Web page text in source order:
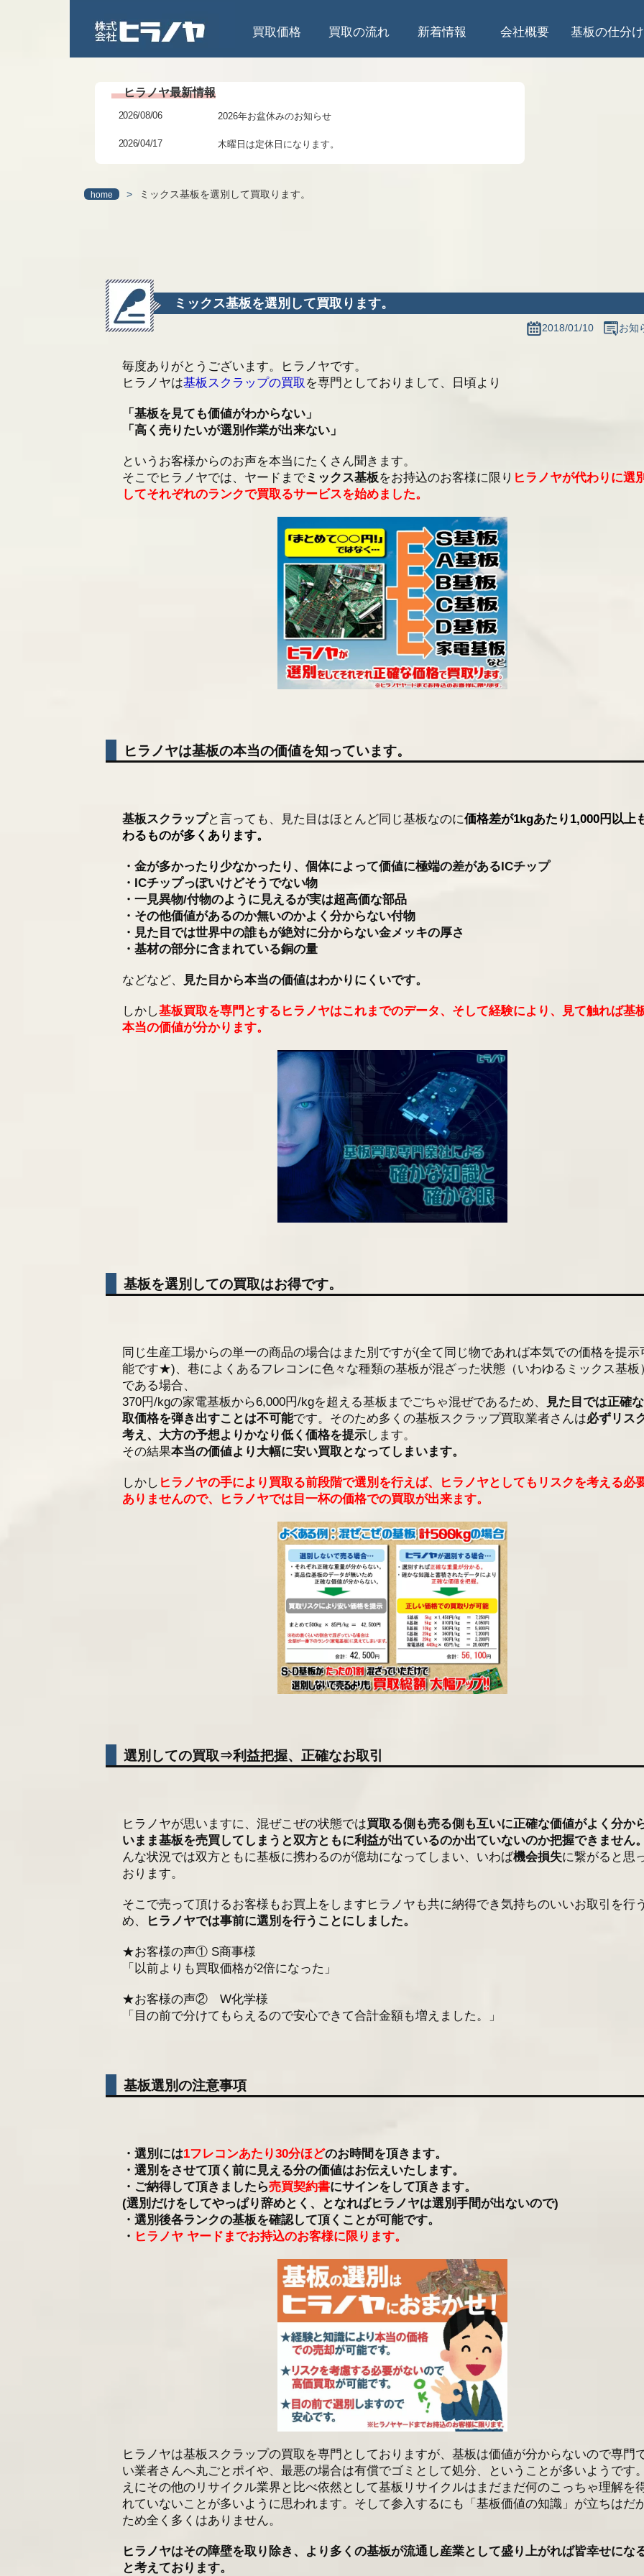
買取価格 買取の流れ 新着情報 会社概要 基板の仕分け
2026/08/06 2026年お盆休みのお知らせ
2026/04/17 木曜日は定休日になります。
2026/01/24 研修に伴う臨時休業のお知らせ
2025/07/31
2025/06/27 7月6日(日)より日祝営業を始めます。
2025/01/07 社員研修による臨時休業のお知らせ
home > ミックス基板を選別して買取ります。
ミックス基板を選別して買取ります。
2018/01/10 お知
毎度ありがとうございます。ヒラノヤです。
ヒラノヤは基板スクラップの買取 を専門としておりまして、日頃より
「基板を見ても価値がわからない」
「高く売りたいが選別作業が出来ない」
というお客様からのお声を本当にたくさん聞きます。
そこでヒラノヤでは、ヤードまで ミックス基板をお持込のお客様に限り ヒラノヤが代わりに選
してそれぞれのランクで買取るサービスを始めました。
ヒラノヤは基板の本当の価値を知っています。
基板スクラップと言っても、見た目はほとんど同じ基板なのに価格差が1kgあたり1,000円以上
わるものが多くあります。
・金が多かったり少なかったり、個体によって価値に極端の差があるICチップ
・ICチップっぽいけどそうでない物
・一見異物/付物のように見えるが実は超高価な部品
・その他価値があるのか無いのかよく分からない付物
・見た目では世界中の誰もが絶対に分からない金メッキの厚さ
・基材の部分に含まれている銅の量
などなど、 見た目から本当の価値はわかりにくいです。
しかし基板買取を専門とするヒラノヤはこれまでのデータ、そして経験により、見て触れば基
本当の価値が分かります。
基板を選別しての買取はお得です。
同じ生産工場からの単一の商品の場合はまた別ですが(全て同じ物であれば本気での価格を提示
能です★)、巷によくあるフレコンに色々な種類の基板が混ざった状態（いわゆるミックス基板
である場合、
370円/kgの家電基板から6,000円/kgを超える基板までごちゃ混ぜであるため、
見た目では正確
取価格を弾き出すことは不可能です。そのため多くの基板スクラップ買取業者さんは必ずリス
考え、大方の予想よりかなり低く価格を提示します。
その結果本当の価値より大幅に安い買取となってしまいます。
しかし ヒラノヤの手により買取る前段階で選別を行えば、ヒラノヤとしてもリスクを考える必
ありませんので、ヒラノヤでは目一杯の価格での買取が出来ます。
選別しての買取⇒利益把握、正確なお取引
ヒラノヤが思いますに、混ぜこぜの状態では買取る側も売る側も互いに正確な価値がよく分か
いまま基板を売買してしまうと双方ともに利益が出ているのか出ていないのか把握できません
んな状況では双方ともに基板に携わるのが億劫になってしまい、いわば機会損失に繋がると思
おります。
そこで売って頂けるお客様もお買上をしますヒラノヤも共に納得でき気持ちのいいお取引を行
め、
ヒラノヤでは事前に選別を行うことにしました。
★お客様の声① S商事様
「以前よりも買取価格が2倍になった」
★お客様の声② W化学様
「目の前で分けてもらえるので安心できて合計金額も増えました。」
基板選別の注意事項
・選別には1フレコンあたり30分ほどのお時間を頂きます。
・選別をさせて頂く前に見える分の価値はお伝えいたします。
・ご納得して頂きましたら売買契約書にサインをして頂きます。
(選別だけをしてやっぱり辞めとく、となればヒラノヤは選別手間が出ないので)
・選別後各ランクの基板を確認して頂くことが可能です。
・ ヒラノヤ ヤードまでお持込のお客様に限ります。
ヒラノヤは基板スクラップの買取を専門としておりますが、基板は価値が分からないので専門
い業者さんへ丸ごとポイや、最悪の場合は有償でゴミとして処分、ということが多いようです
えにその他のリサイクル業界と比べ依然として基板リサイクルはまだまだ何のこっちゃ理解を
れていないことが多いように思われます。そして参入するにも「基板価値の知識」が立ちはだ
ため全く多くはありません。
ヒラノヤはその障壁を取り除き、より多くの基板が流通し産業として盛り上がれば皆幸せにな
と考えております。